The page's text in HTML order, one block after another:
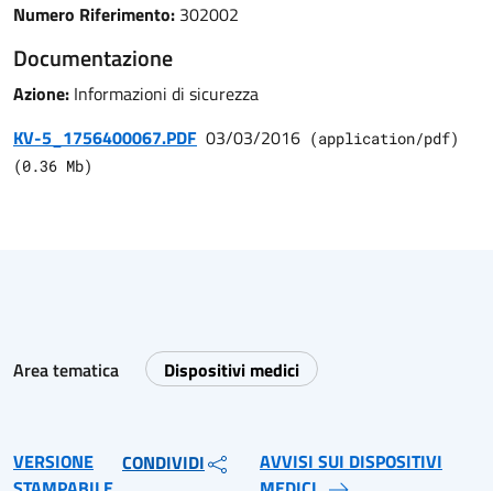
Numero Riferimento: 302002
Documentazione
Azione: Informazioni di sicurezza
KV-5_1756400067.PDF 03/03/2016 (application/pdf)
(0.36 Mb)
Area tematica Dispositivi medici
VERSIONE
CONDIVIDI
AVVISI SUI DISPOSITIVI